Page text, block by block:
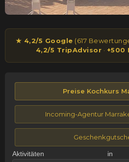
★ 4,2/5 Google (617
4,2/5 TripAdvisor · +500
Preise Kochkurs
Incoming-Agentur
Aktivitäten in